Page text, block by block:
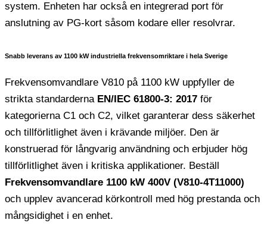
system. Enheten har också en integrerad port för
anslutning av PG-kort såsom kodare eller resolvrar.
Snabb leverans av 1100 kW industriella frekvensomriktare i hela Sverige
Frekvensomvandlare V810 på 1100 kW uppfyller de
strikta standarderna EN/IEC 61800-3: 2017 för
kategorierna C1 och C2, vilket garanterar dess säkerhet
och tillförlitlighet även i krävande miljöer. Den är
konstruerad för långvarig användning och erbjuder hög
tillförlitlighet även i kritiska applikationer. Beställ
Frekvensomvandlare 1100 kW 400V (V810-4T11000)
och upplev avancerad körkontroll med hög prestanda och
mångsidighet i en enhet.